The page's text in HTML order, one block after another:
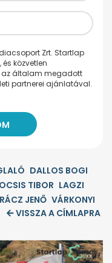
Zrt. Startlap
közvetlen
az általam megadott
partnerei ajánlatával.
DALLOS BOGI
TIBOR LAGZI
RÁCZ JENŐ VÁRKONYI
VISSZA A CÍMLAPRA